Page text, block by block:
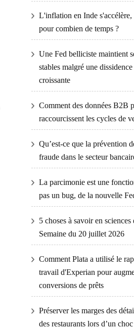
L'inflation en Inde s'accélère,
pour combien de temps ?
Une Fed belliciste maintient
stables malgré une dissidence
croissante
Comment des données B2B
raccourcissent les cycles de
Qu’est-ce que la prévention
fraude dans le secteur
La parcimonie est une
pas un bug, de la nouvelle
5 choses à savoir en sciences
Semaine du 20 juillet 2026
Comment Plata a utilisé le
travail d'Experian pour
conversions de prêts
Préserver les marges des
des restaurants lors d’un choc